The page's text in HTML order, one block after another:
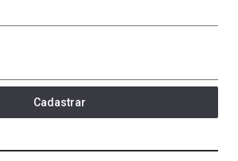
Cadastrar